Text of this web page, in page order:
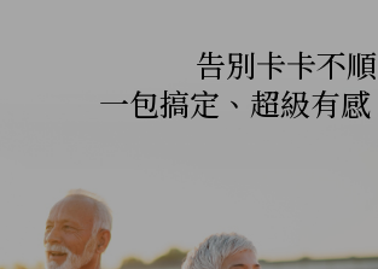
告別卡卡不順
一包搞定、超級有感